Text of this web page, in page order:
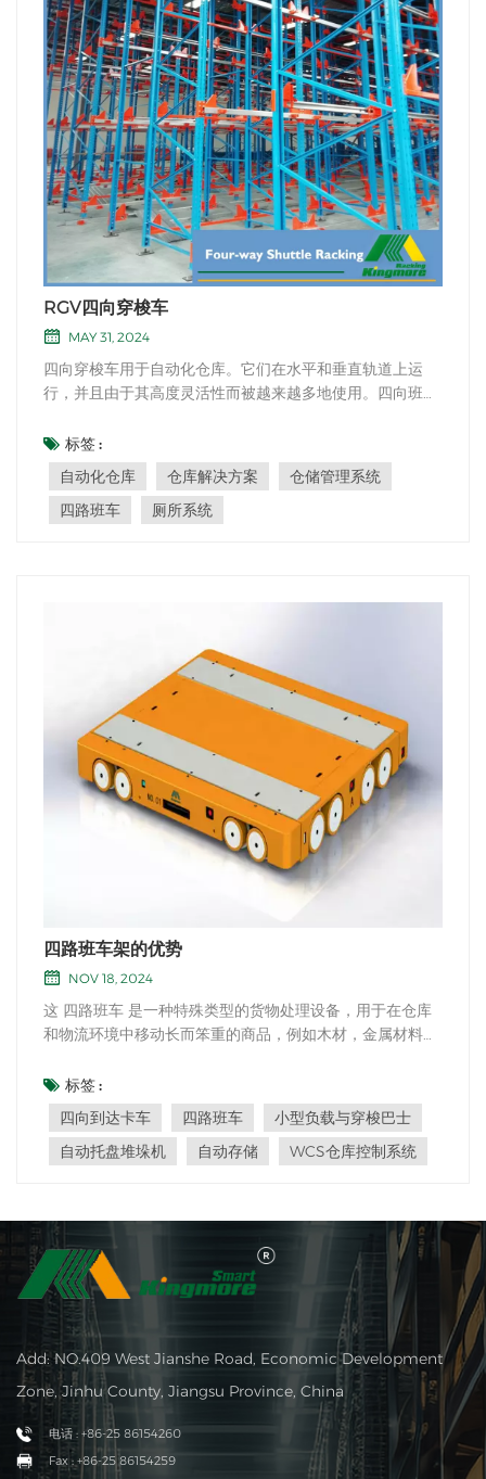
RGV四向穿梭车
MAY 31, 2024
四向穿梭车用于自动化仓库。它们在水平和垂直轨道上运
行，并且由于其高度灵活性而被越来越多地使用。四向班车
的任意货位。因此，当四向穿梭机出现故障时，不会对仓库
的整体运行产生太大影响。同时，由于设备数量不再受到车
道和楼层的限制，仓库WMS系统WCS系统可以根据...
标签 :
自动化仓库
仓库解决方案
仓储管理系统
四路班车
厕所系统
四路班车架的优势
NOV 18, 2024
这 四路班车 是一种特殊类型的货物处理设备，用于在仓库
和物流环境中移动长而笨重的商品，例如木材，金属材料，
（向前，反向，左，右），同时能够旋转货物进行操纵并在
狭窄的空间中运送货物。 四路班车通常配备叉车叉臂，可以
将货物上下抬起以将其从一个位置转移...
标签 :
四向到达卡车
四路班车
小型负载与穿梭巴士
自动托盘堆垛机
自动存储 WCS仓库控制系统
Add: NO.409 West Jianshe Road, Economic Development
Zone, Jinhu County, Jiangsu Province, China
电话 : +86-25 86154260
Fax : +86-25 86154259